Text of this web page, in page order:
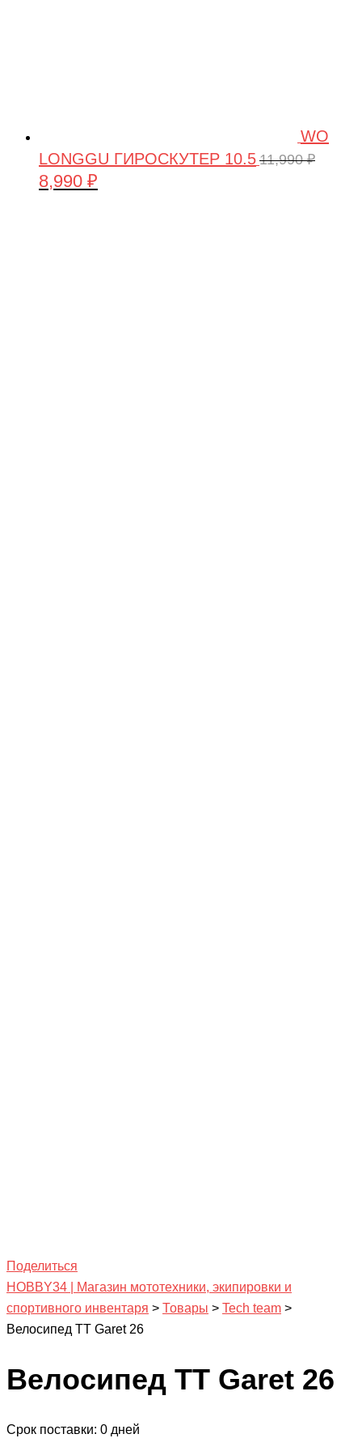
WO
LONGGU ГИРОСКУТЕР 10.5 11,990₽
Первоначальная
8,990 ₽
Поделиться
HOBBY34 | Магазин мототехники, экипировки и
спортивного инвентаря > Товары > Tech team >
Велосипед TT Garet 26
Велосипед TT Garet 26
Срок поставки: 0 дней